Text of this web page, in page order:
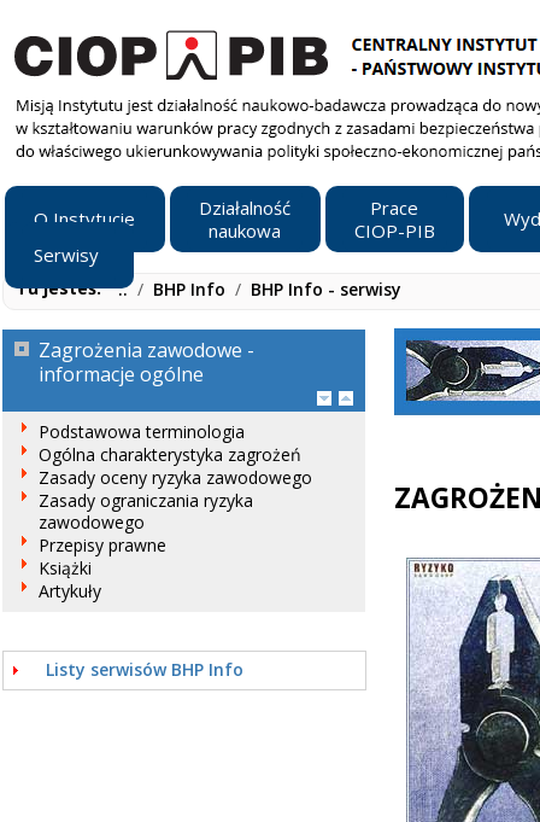
O Instytucie
Działalność
naukowa
Prace
CIOP-PIB
Serwisy
Tu jesteś: ../ BHP Info / BHP Info - serwisy
Zagrożenia zawodowe -
informacje ogólne
Podstawowa terminologia
Ogólna charakterystyka zagrożeń
Zasady oceny ryzyka zawodowego
Zasady ograniczania ryzyka
zawodowego
Przepisy prawne
Książki
Artykuły
Listy serwisów BHP Info